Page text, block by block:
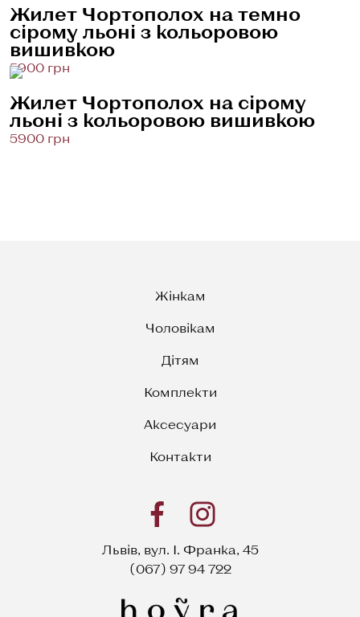
Жилет Чортополох на темно
сірому льоні з кольоровою
вишивкою
5900 грн
Жилет Чортополох на сірому
льоні з кольоровою вишивкою
5900 грн
Жінкам
Чоловікам
Дітям
Комплекти
Аксесуари
Контакти
Львів, вул. І. Франка, 45
(067) 97 94 722